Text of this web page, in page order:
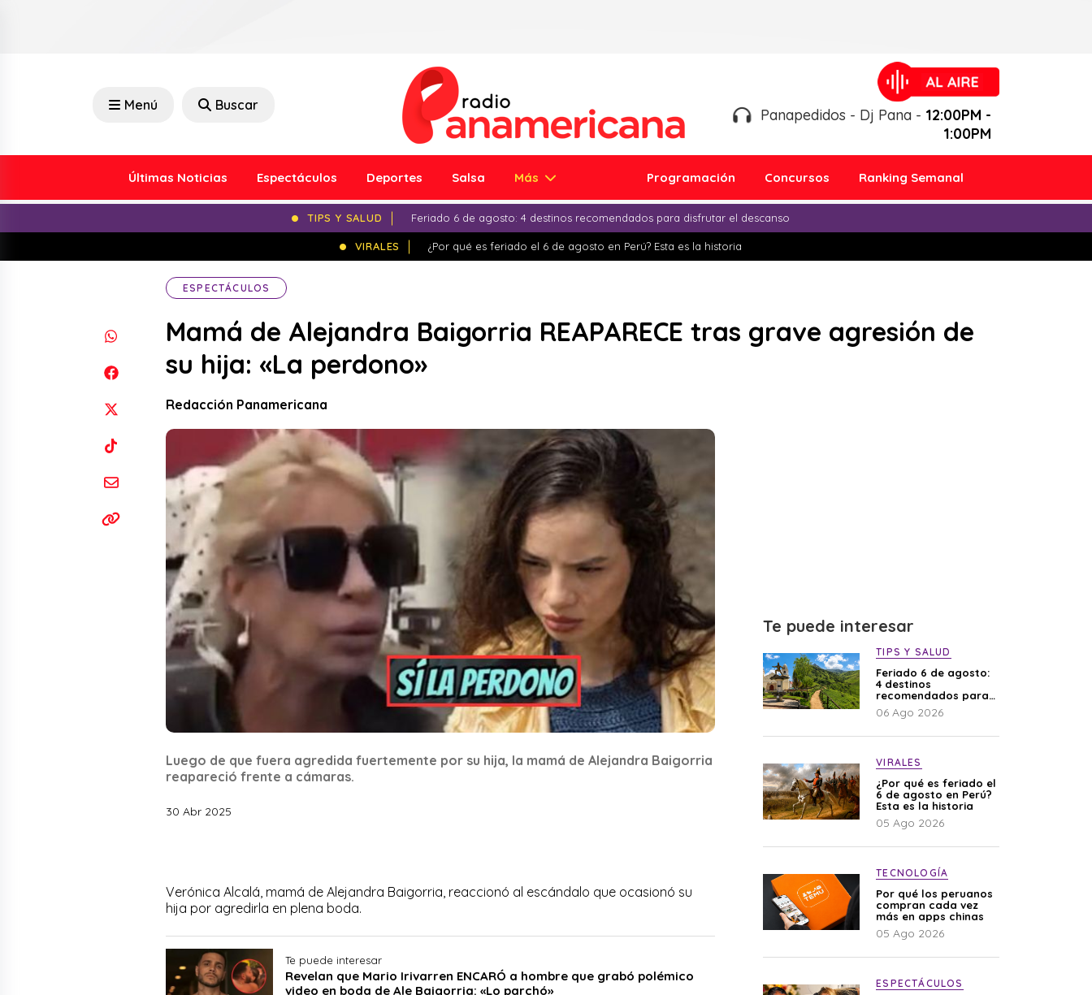
Menú Buscar
Panapedidos - Dj Pana - 12:00PM -
1:00PM
Últimas Noticias Espectáculos Deportes Salsa Más Programación Concursos Ranking Semanal
TIPS Y SALUD Feriado 6 de agosto: 4 destinos recomendados para disfrutar el descanso
VIRALES ¿Por qué es feriado el 6 de agosto en Perú? Esta es la historia
ESPECTÁCULOS
Mamá de Alejandra Baigorria REAPARECE tras grave agresión de
su hija: «La perdono»
Redacción Panamericana
Luego de que fuera agredida fuertemente por su hija, la mamá de Alejandra Baigorria
reapareció frente a cámaras.
30 Abr 2025
Verónica Alcalá, mamá de Alejandra Baigorria, reaccionó al escándalo que ocasionó su
hija por agredirla en plena boda.
Te puede interesar
Revelan que Mario Irivarren ENCARÓ a hombre que grabó polémico
video en boda de Ale Baigorria: «Lo parchó»
Te puede interesar
TIPS Y SALUD
Feriado 6 de agosto:
4 destinos
recomendados para
disfrutar el descanso
06 Ago 2026
VIRALES
¿Por qué es feriado el
6 de agosto en Perú?
Esta es la historia
05 Ago 2026
TECNOLOGÍA
Por qué los peruanos
compran cada vez
más en apps chinas
05 Ago 2026
ESPECTÁCULOS